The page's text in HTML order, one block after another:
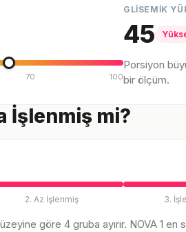
70 100
GLİSEMİK
45
Porsiyon
bir ölçüm.
İşlenmiş mi?
2. Az İşlenmiş 3.
göre 4 gruba ayırır. NOVA 1 en